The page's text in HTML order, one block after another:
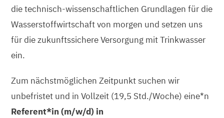
die technisch-wissenschaftlichen Grundlagen für die
Wasserstoffwirtschaft von morgen und setzen uns
für die zukunftssichere Versorgung mit Trinkwasser
ein.
Zum nächstmöglichen Zeitpunkt suchen wir
unbefristet und in Vollzeit (19,5 Std./Woche) eine*n
Referent*in (m/w/d) in